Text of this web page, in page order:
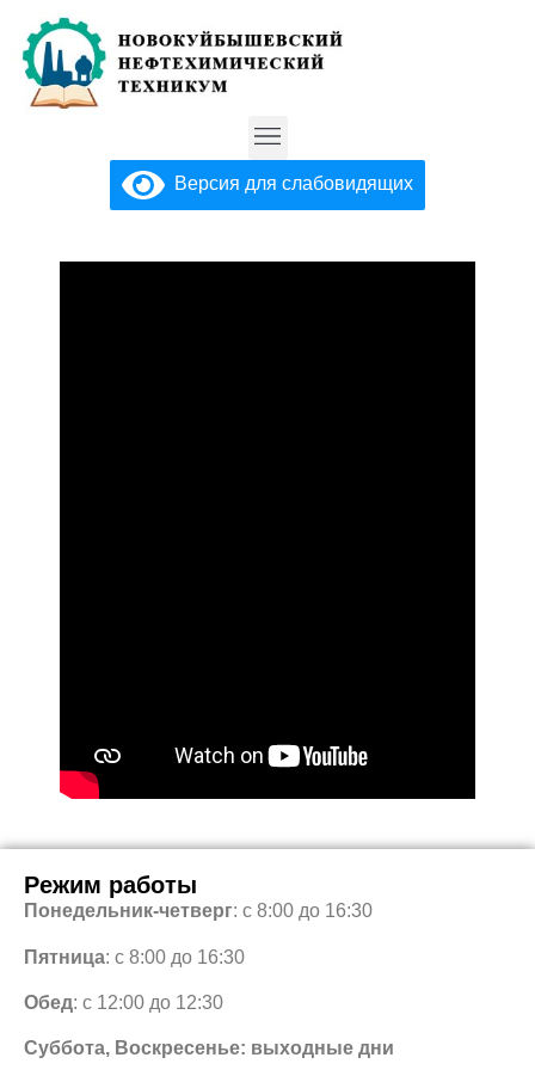
Версия для слабовидящих
Режим работы
Понедельник-четверг: с 8:00 до 16:30
Пятница: с 8:00 до 16:30
Обед: с 12:00 до 12:30
Суббота, Воскресенье: выходные дни